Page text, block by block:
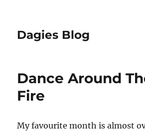
Dagies Blog
Dance Around
Fire
My favourite month is almost